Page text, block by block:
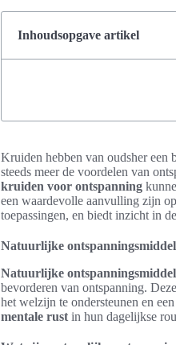
Inhoudsopgave artikel
Kruiden hebben van oudsher een
steeds meer de voordelen van
kruiden voor ontspanning
een waardevolle aanvulling zijn
toepassingen, en biedt inzicht in
Natuurlijke
Natuurlijke
bevorderen van ontspanning.
het welzijn te ondersteunen en
mentale rust in hun dagelijkse